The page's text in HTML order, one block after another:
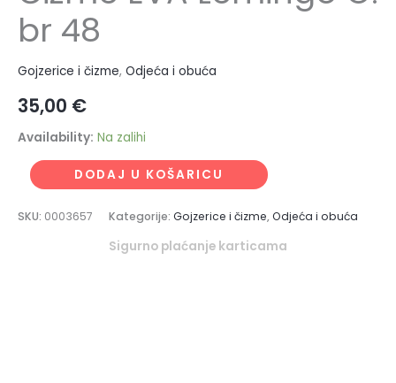
br 48
Gojzerice i čizme, Odjeća i obuća
35,00 €
Availability: Na zalihi
količina
DODAJ U KOŠARICU
SKU: 0003657 Kategorije: Gojzerice i čizme,Odjeća i obuća
Sigurno plaćanje karticama